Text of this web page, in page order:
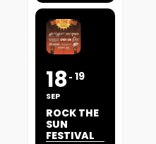
18
SEP
19
ROCK THE
SUN
FESTIVAL